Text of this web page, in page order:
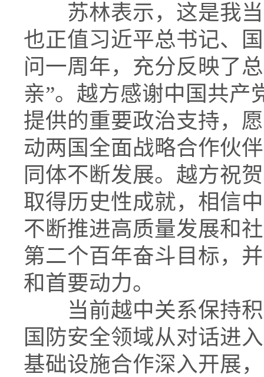
苏林表示，这是我当
也正值习近平总书记、
问一周年，充分反映了
亲”。越方感谢中国共产
提供的重要政治支持，
动两国全面战略合作伙
同体不断发展。越方祝
取得历史性成就，相信
不断推进高质量发展和
第二个百年奋斗目标，
和首要动力。
当前越中关系保持积
国防安全领域从对话进
基础设施合作深入开展